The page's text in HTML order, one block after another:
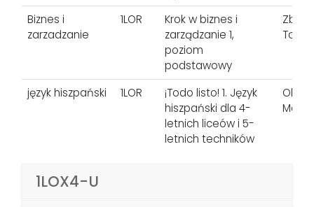
Biznes i
zarzadzanie
1LOR
Krok w biznes i
zarządzanie 1,
poziom
podstawowy
język hiszpański 1LOR
¡Todo listo! 1. Język
hiszpański dla 4-
letnich liceów i 5-
letnich techników
Olga
1LOX4-U